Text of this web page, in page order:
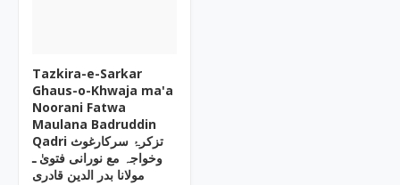
Tazkira-e-Sarkar
Ghaus-o-Khwaja ma'a
Noorani Fatwa
Maulana Badruddin
Qadri تزکرۂ سرکارغوث
وخواجہ مع نورانی فتویٰ ـ
مولانا بدر الدین قادری